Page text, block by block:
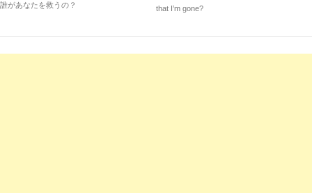
誰があなたを救うの？
that I’m gone?